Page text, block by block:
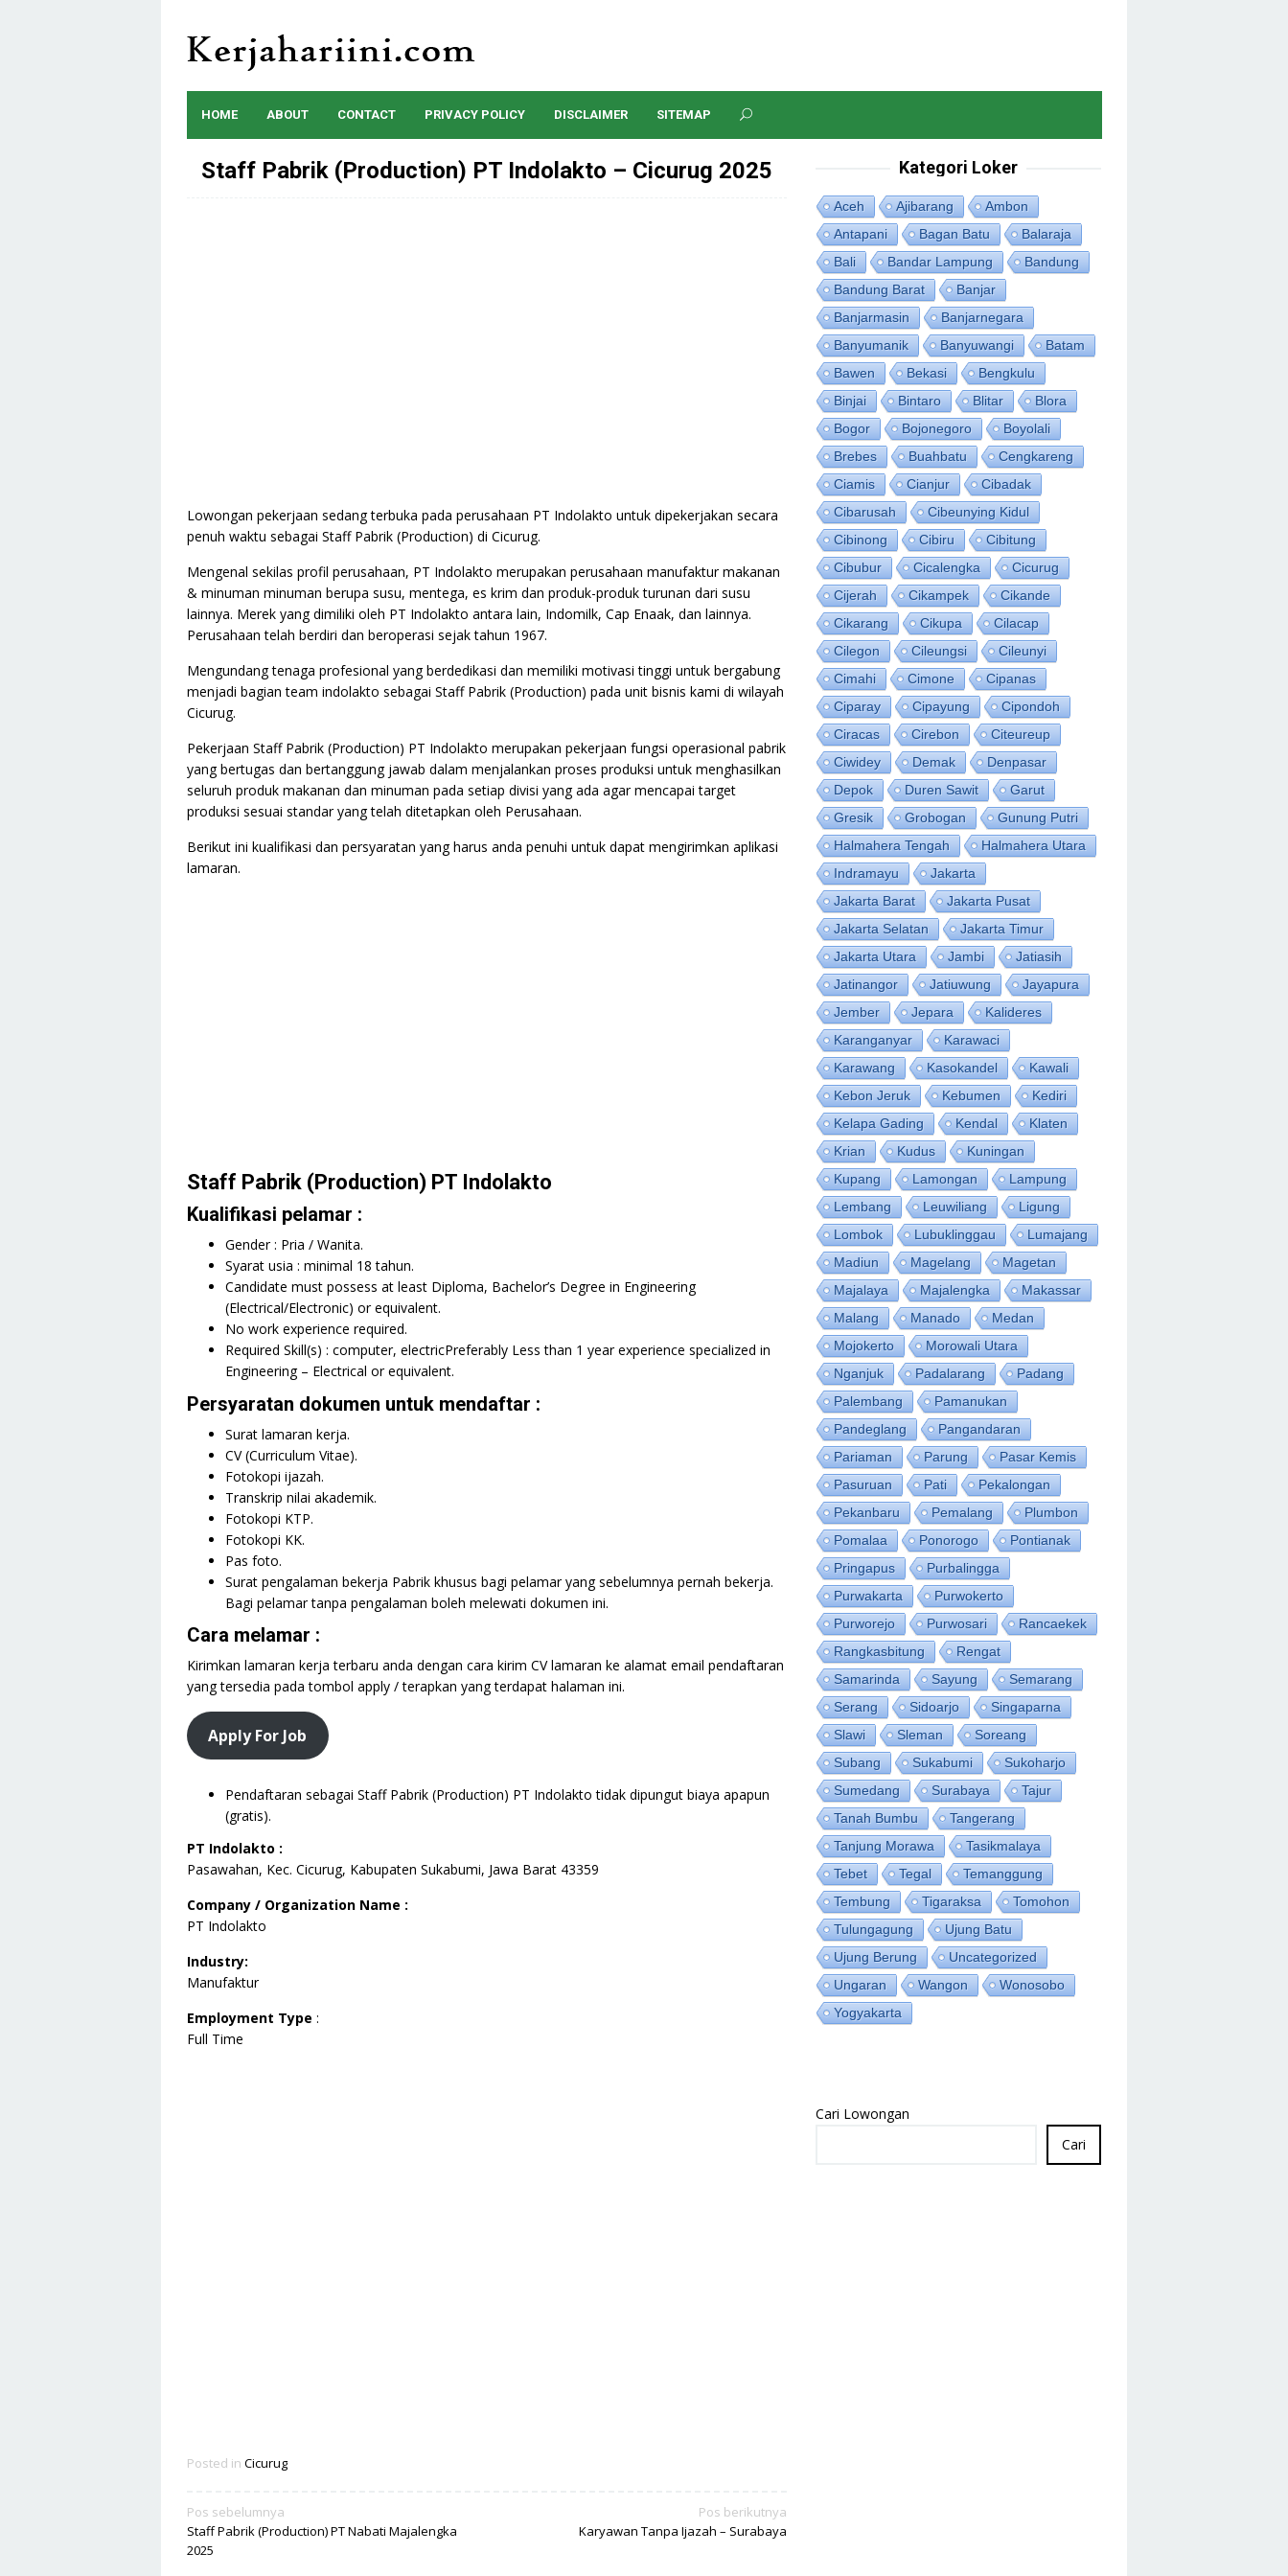
content
HOME ABOUT CONTACT PRIVACY POLICY DISCLAIMER SITEMAP
Staff Pabrik (Production) PT Indolakto – Cicurug 2025
Lowongan pekerjaan sedang terbuka pada perusahaan PT Indolakto untuk dipekerjakan secara
penuh waktu sebagai Staff Pabrik (Production) di Cicurug.
Mengenal sekilas profil perusahaan, PT Indolakto merupakan perusahaan manufaktur makanan
& minuman minuman berupa susu, mentega, es krim dan produk-produk turunan dari susu
lainnya. Merek yang dimiliki oleh PT Indolakto antara lain, Indomilk, Cap Enaak, dan lainnya.
Perusahaan telah berdiri dan beroperasi sejak tahun 1967.
Mengundang tenaga profesional yang berdedikasi dan memiliki motivasi tinggi untuk bergabung
menjadi bagian team indolakto sebagai Staff Pabrik (Production) pada unit bisnis kami di wilayah
Cicurug.
Pekerjaan Staff Pabrik (Production) PT Indolakto merupakan pekerjaan fungsi operasional pabrik
yang bertugas dan bertanggung jawab dalam menjalankan proses produksi untuk menghasilkan
seluruh produk makanan dan minuman pada setiap divisi yang ada agar mencapai target
produksi sesuai standar yang telah ditetapkan oleh Perusahaan.
Berikut ini kualifikasi dan persyaratan yang harus anda penuhi untuk dapat mengirimkan aplikasi
lamaran.
Staff Pabrik (Production) PT Indolakto
Kualifikasi pelamar :
Gender : Pria / Wanita.
Syarat usia : minimal 18 tahun.
Candidate must possess at least Diploma, Bachelor’s Degree in Engineering
(Electrical/Electronic) or equivalent.
No work experience required.
Required Skill(s) : computer, electricPreferably Less than 1 year experience specialized in
Engineering – Electrical or equivalent.
Persyaratan dokumen untuk mendaftar :
Surat lamaran kerja.
CV (Curriculum Vitae).
Fotokopi ijazah.
Transkrip nilai akademik.
Fotokopi KTP.
Fotokopi KK.
Pas foto.
Surat pengalaman bekerja Pabrik khusus bagi pelamar yang sebelumnya pernah bekerja.
Bagi pelamar tanpa pengalaman boleh melewati dokumen ini.
Cara melamar :
Kirimkan lamaran kerja terbaru anda dengan cara kirim CV lamaran ke alamat email pendaftaran
yang tersedia pada tombol apply / terapkan yang terdapat halaman ini.
Apply For Job
Pendaftaran sebagai Staff Pabrik (Production) PT Indolakto tidak dipungut biaya apapun
(gratis).
PT Indolakto :
Pasawahan, Kec. Cicurug, Kabupaten Sukabumi, Jawa Barat 43359
Company / Organization Name :
PT Indolakto
Industry:
Manufaktur
Employment Type :
Full Time
Posted in Cicurug
Navigasi
pos
Pos sebelumnya
Staff Pabrik (Production) PT Nabati Majalengka
2025
Pos berikutnya
Karyawan Tanpa Ijazah – Surabaya
Kategori Loker
Aceh Ajibarang
Ambon
Antapani
Bagan Batu
Balaraja
Bali
Bandar Lampung
Bandung
Bandung Barat
Banjar
Banjarmasin
Banjarnegara
Banyumanik
Banyuwangi
Batam
Bawen
Bekasi
Bengkulu
Binjai
Bintaro Blitar
Blora
Bogor
Bojonegoro
Boyolali
Brebes
Buahbatu
Cengkareng
Ciamis
Cianjur
Cibadak
Cibarusah
Cibeunying Kidul
Cibinong
Cibiru
Cibitung
Cibubur
Cicalengka
Cicurug
Cijerah
Cikampek
Cikande
Cikarang
Cikupa
Cilacap
Cilegon
Cileungsi
Cileunyi
Cimahi
Cimone
Cipanas
Ciparay
Cipayung
Cipondoh
Ciracas
Cirebon
Citeureup
Ciwidey
Demak
Denpasar
Depok
Duren Sawit
Garut
Gresik
Grobogan
Gunung Putri
Halmahera Tengah
Halmahera Utara
Indramayu
Jakarta
Jakarta Barat
Jakarta Pusat
Jakarta Selatan
Jakarta Timur
Jakarta Utara
Jambi
Jatiasih
Jatinangor
Jatiuwung
Jayapura
Jember
Jepara
Kalideres
Karanganyar
Karawaci
Karawang
Kasokandel
Kawali
Kebon Jeruk
Kebumen
Kediri
Kelapa Gading
Kendal
Klaten
Krian
Kudus
Kuningan
Kupang
Lamongan
Lampung
Lembang
Leuwiliang
Ligung
Lombok
Lubuklinggau
Lumajang
Madiun
Magelang
Magetan
Majalaya
Majalengka
Makassar
Malang
Manado
Medan
Mojokerto
Morowali Utara
Nganjuk
Padalarang
Padang
Palembang
Pamanukan
Pandeglang
Pangandaran
Pariaman
Parung
Pasar Kemis
Pasuruan
Pati
Pekalongan
Pekanbaru
Pemalang
Plumbon
Pomalaa
Ponorogo
Pontianak
Pringapus
Purbalingga
Purwakarta
Purwokerto
Purworejo
Purwosari
Rancaekek
Rangkasbitung
Rengat
Samarinda
Sayung
Semarang
Serang
Sidoarjo
Singaparna
Slawi
Sleman
Soreang
Subang
Sukabumi
Sukoharjo
Sumedang
Surabaya
Tajur
Tanah Bumbu
Tangerang
Tanjung Morawa
Tasikmalaya
Tebet
Tegal
Temanggung
Tembung
Tigaraksa
Tomohon
Tulungagung
Ujung Batu
Ujung Berung
Uncategorized
Ungaran
Wangon
Wonosobo
Yogyakarta
Cari Lowongan
Cari